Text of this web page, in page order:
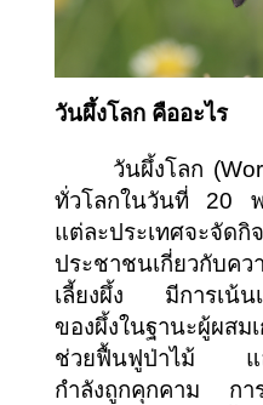
วันผึ้งโลก คืออะไร
วันผึ้งโลก
ทั่วโลกในวันที่ 20
แต่ละประเทศจะจัดกิ
ประชาชนเกี่ยวกับค
เลี้ยงผึ้ง มีการเน้น
ของผึ้งในฐานะผู้ผสม
ช่วยฟื้นฟูป่าไม้ และ
กำลังถูกคุกคาม กา